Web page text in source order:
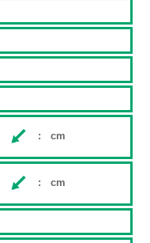
: cm
: cm